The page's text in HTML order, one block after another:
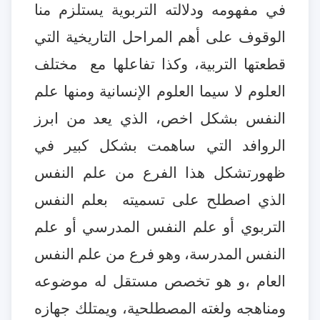
في مفهومه ودلالته التربوية يستلزم منا
الوقوف على أهم المراحل التاريخية التي
قطعتها التربية، وكذا تفاعلها مع
مختلف
العلوم لا سيما العلوم الإنسانية ومنها علم
النفس بشكل اخص، الذي يعد من ابرز
الروافد التي ساهمت بشكل كبير في
ظهور تشكل هذا الفرع من علم النفس
الذي اصطلح على تسميته
بعلم النفس
التربوي أو علم النفس المدرسي أو علم
النفس المدرسة، وهو فرع من علم النفس
العام ،و هو تخصص مستقل له موضوعه
ومناهجه ولغته المصطلحية، ويمتلك جهازه